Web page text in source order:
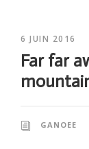
6 JUIN 2016
Far far
GANOEE